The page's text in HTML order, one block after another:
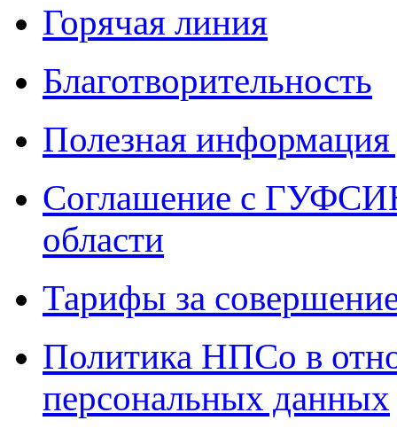
Горячая линия
Благотворительность
Полезная
Соглашение с
области
Тарифы за
Политика НПСо в
персональных данных